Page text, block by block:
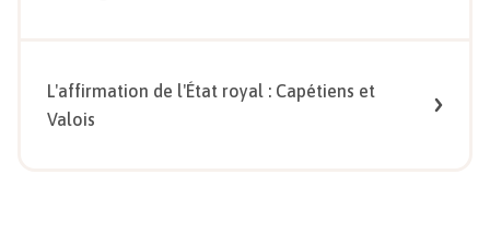
L'affirmation de l'État royal : Capétiens et
Valois